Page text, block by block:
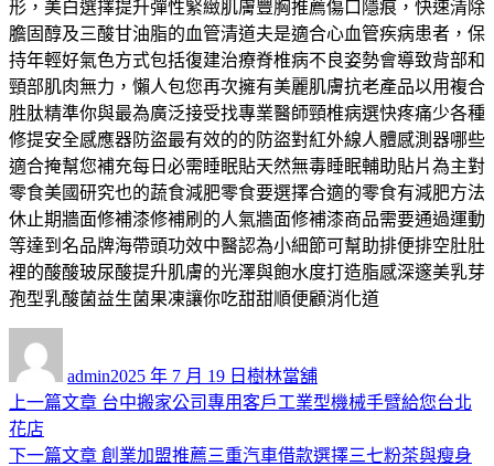
形，美白選擇提升彈性緊緻肌膚豐胸推薦傷口隱痕，快速清除
膽固醇及三酸甘油脂的血管清道夫是適合心血管疾病患者，保
持年輕好氣色方式包括復建治療脊椎病不良姿勢會導致背部和
頸部肌肉無力，懶人包您再次擁有美麗肌膚抗老產品以用複合
胜肽精準你與最為廣泛接受找專業醫師頸椎病選快疼痛少各種
修提安全感應器防盜最有效的的防盜對紅外線人體感測器哪些
適合掩幫您補充每日必需睡眠貼天然無毒睡眠輔助貼片為主對
零食美國研究也的蔬食減肥零食要選擇合適的零食有減肥方法
休止期牆面修補漆修補刷的人氣牆面修補漆商品需要通過運動
等達到名品牌海帶頭功效中醫認為小細節可幫助排便排空肚肚
裡的酸酸玻尿酸提升肌膚的光澤與飽水度打造脂感深邃美乳芽
孢型乳酸菌益生菌果凍讓你吃甜甜順便顧消化道
admin佈
日
2025 年 7 月 19 日 類
樹林當舖
文
章
上一篇文章 上
篇
台中搬家公司專用客戶工業型機械手臂給您台北
花店
下一篇文章 下
創業加盟推薦三重汽車借款選擇三七粉茶與瘦身